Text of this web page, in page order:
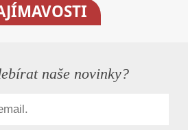
naše novinky?